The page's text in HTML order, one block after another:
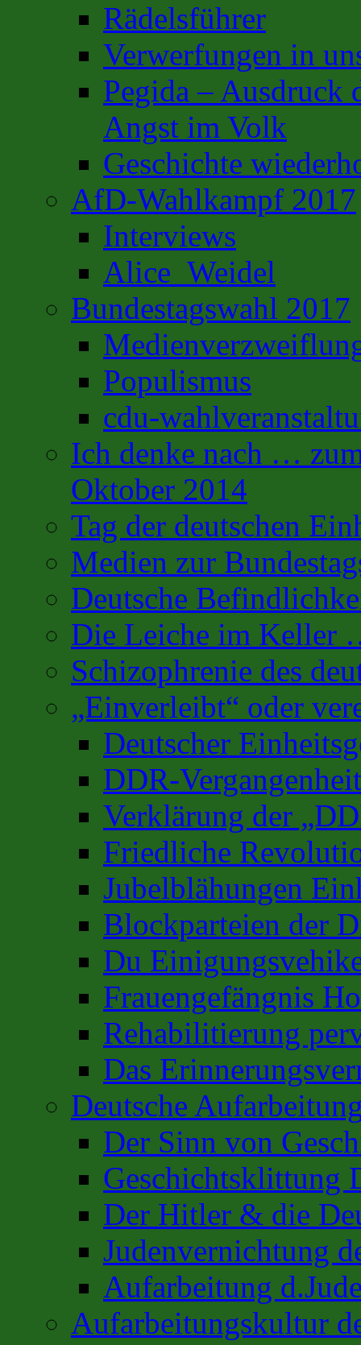
Rädelsführer
Verwerfungen in
Pegida – Ausdruck
Angst im Volk
Geschichte
AfD-Wahlkampf 2017
Interviews
Alice_Weidel
Bundestagswahl 2017
Populismus
cdu-
Ich denke nach …
Oktober 2014
Tag der deutschen
Medien zur
Deutsche
Die Leiche im Keller
Schizophrenie des
„Einverleibt“ oder
Deutscher
DDR-Vergangenheit
Verklärung der
Friedliche
Jubelblähungen
Blockparteien der
Du
Frauengefängnis
Rehabilitierung
Das
Deutsche
Der Sinn von
Geschichtsklittung
Der Hitler & die
Judenvernichtung
Aufarbeitung
Aufarbeitungskultur